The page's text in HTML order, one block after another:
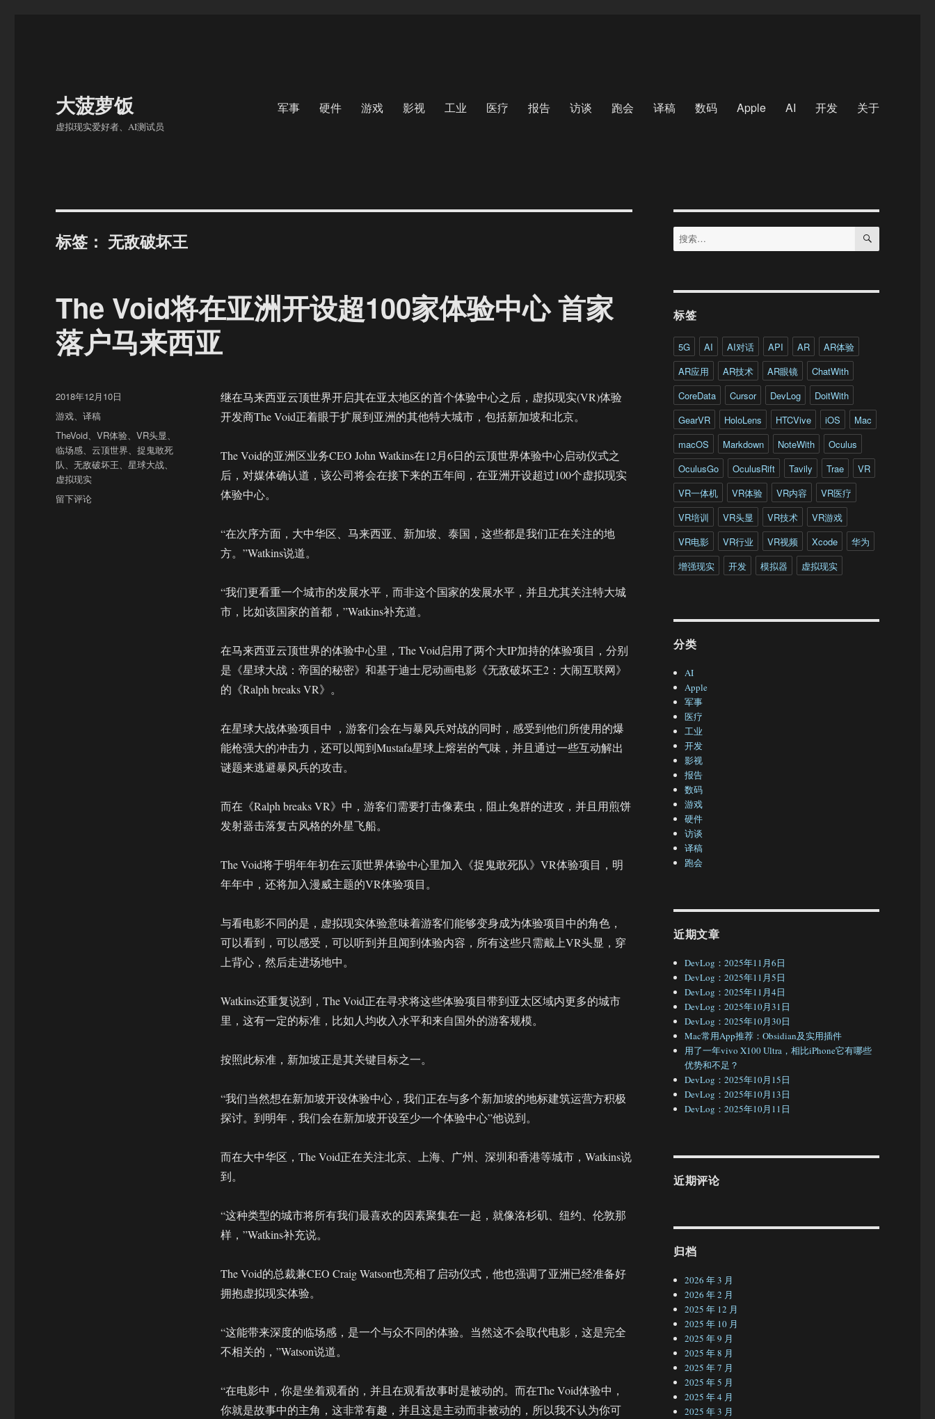
大菠萝饭
虚拟现实爱好者、AI测试员
军事 硬件 游戏 影视 工业 医疗 报告 访谈 跑会 译稿 数码 Apple AI 开发 关于
标签： 无敌破坏王
The Void将在亚洲开设超100家体验中心 首家
落户马来西亚
继在马来西亚云顶世界开启其在亚太地区的首个体验中心之后，虚拟现实(VR)体验
开发商The Void正着眼于扩展到亚洲的其他特大城市，包括新加坡和北京。
The Void的亚洲区业务CEO John Watkins在12月6日的云顶世界体验中心启动仪式之
后，对媒体确认道，该公司将会在接下来的五年间，在亚洲开设超过100个虚拟现实
体验中心。
“在次序方面，大中华区、马来西亚、新加坡、泰国，这些都是我们正在关注的地
方。”Watkins说道。
“我们更看重一个城市的发展水平，而非这个国家的发展水平，并且尤其关注特大城
市，比如该国家的首都，”Watkins补充道。
在马来西亚云顶世界的体验中心里，The Void启用了两个大IP加持的体验项目，分别
是《星球大战：帝国的秘密》和基于迪士尼动画电影《无敌破坏王2：大闹互联网》
的《Ralph breaks VR》。
在星球大战体验项目中 ，游客们会在与暴风兵对战的同时，感受到他们所使用的爆
能枪强大的冲击力，还可以闻到Mustafa星球上熔岩的气味，并且通过一些互动解出
谜题来逃避暴风兵的攻击。
而在《Ralph breaks VR》中，游客们需要打击像素虫，阻止兔群的进攻，并且用煎饼
发射器击落复古风格的外星飞船。
The Void将于明年年初在云顶世界体验中心里加入《捉鬼敢死队》VR体验项目，明
年年中，还将加入漫威主题的VR体验项目。
与看电影不同的是，虚拟现实体验意味着游客们能够变身成为体验项目中的角色，
可以看到，可以感受，可以听到并且闻到体验内容，所有这些只需戴上VR头显，穿
上背心，然后走进场地中。
Watkins还重复说到，The Void正在寻求将这些体验项目带到亚太区域内更多的城市
里，这有一定的标准，比如人均收入水平和来自国外的游客规模。
按照此标准，新加坡正是其关键目标之一。
“我们当然想在新加坡开设体验中心，我们正在与多个新加坡的地标建筑运营方积极
探讨。到明年，我们会在新加坡开设至少一个体验中心”他说到。
而在大中华区，The Void正在关注北京、上海、广州、深圳和香港等城市，Watkins说
到。
“这种类型的城市将所有我们最喜欢的因素聚集在一起，就像洛杉矶、纽约、伦敦那
样，”Watkins补充说。
The Void的总裁兼CEO Craig Watson也亮相了启动仪式，他也强调了亚洲已经准备好
拥抱虚拟现实体验。
“这能带来深度的临场感，是一个与众不同的体验。当然这不会取代电影，这是完全
不相关的，”Watson说道。
“在电影中，你是坐着观看的，并且在观看故事时是被动的。而在The Void体验中，
你就是故事中的主角，这非常有趣，并且这是主动而非被动的，所以我不认为你可
发
布
于
2018年12月10日
分
类
游戏、译稿
标
签
TheVoid、VR体验、VR头显、
临场感、云顶世界、捉鬼敢死
队、无敌破坏王、星球大战、
虚拟现实
于
留下评论
搜
索：
搜
标签
5G AI AI对话 API AR
AR体验
AR应用
AR技术 AR眼镜
ChatWith
CoreData
Cursor DevLog
DoitWith
GearVR
HoloLens HTCVive iOS
Mac
macOS
Markdown NoteWith
Oculus
OculusGo
OculusRift Tavily Trae
VR
VR一体机
VR体验 VR内容
VR医疗
VR培训
VR头显 VR技术
VR游戏
VR电影
VR行业 VR视频 Xcode
华为
增强现实
开发 模拟器 虚拟现实
分类
AI
Apple
军事
医疗
工业
开发
影视
报告
数码
游戏
硬件
访谈
译稿
跑会
近期文章
DevLog：2025年11月6日
DevLog：2025年11月5日
DevLog：2025年11月4日
DevLog：2025年10月31日
DevLog：2025年10月30日
Mac常用App推荐：Obsidian及实用插件
用了一年vivo X100 Ultra，相比iPhone它有哪些
优势和不足？
DevLog：2025年10月15日
DevLog：2025年10月13日
DevLog：2025年10月11日
近期评论
归档
2026 年 3 月
2026 年 2 月
2025 年 12 月
2025 年 10 月
2025 年 9 月
2025 年 8 月
2025 年 7 月
2025 年 5 月
2025 年 4 月
2025 年 3 月